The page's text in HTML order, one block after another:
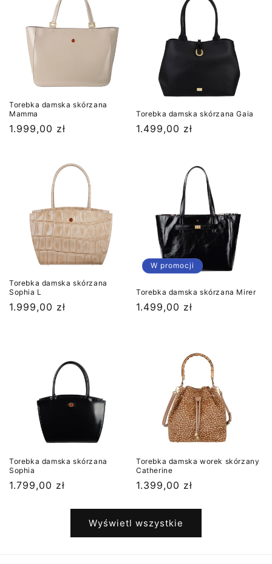
Torebka damska skórzana
Mamma
Cena
1.999,00 zł
Torebka damska skórzana Gaia
Cena
1.499,00 zł
Torebka damska skórzana
Sophia L
Cena
1.999,00 zł
W promocji
Torebka damska skórzana Mirer
Cena
1.499,00 zł
Torebka damska skórzana
Sophia
Cena
1.799,00 zł
Torebka damska worek skórzany
Catherine
Cena
1.399,00 zł
Wyświetl wszystkie